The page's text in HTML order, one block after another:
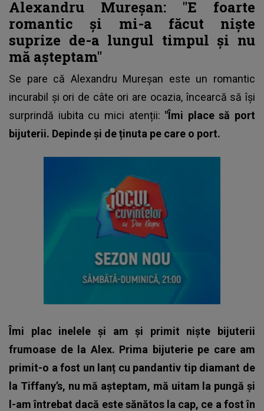
Alexandru Mureșan: "E foarte
romantic și mi-a făcut niște
suprize de-a lungul timpul și nu
mă așteptam"
Se pare că Alexandru Mureșan este un romantic
incurabil și ori de câte ori are ocazia, încearcă să își
surprindă iubita cu mici atenții: "Îmi place să port
bijuterii. Depinde și de ținuta pe care o port.
Îmi plac inelele și am și primit niște bijuterii
frumoase de la Alex. Prima bijuterie pe care am
primit-o a fost un lanț cu pandantiv tip diamant de
la Tiffany’s, nu mă așteptam, mă uitam la pungă și
l-am întrebat dacă este sănătos la cap, ce a fost în